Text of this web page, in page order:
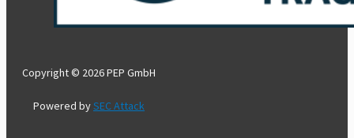
Copyright © 2026 PEP GmbH
Powered bySEC Attack